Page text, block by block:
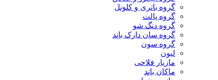
گروه باتری و کلونل
گروه پالت
گروه دنگ شو
گروه سان دارک باند
گروه سون
لیون
مازیار فلاحی
ماکان باند